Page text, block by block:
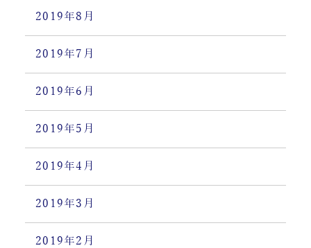
2019年8月
2019年7月
2019年6月
2019年5月
2019年4月
2019年3月
2019年2月